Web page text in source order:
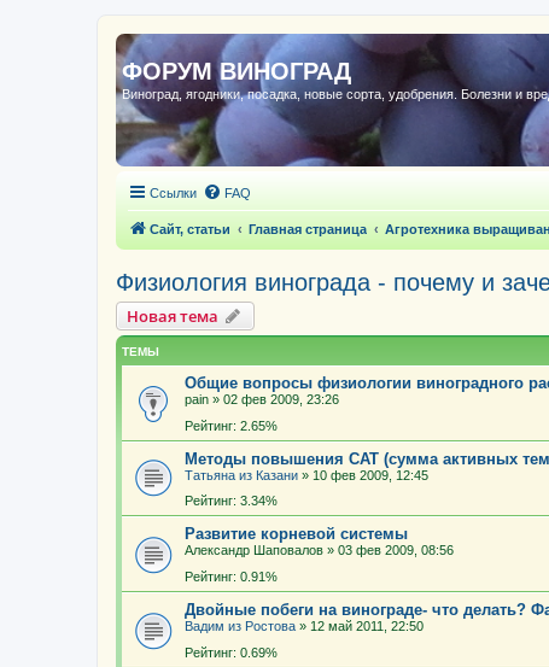
ФОРУМ ВИНОГРАД
Виноград, ягодники, посадка, новые сорта, удобрения. Болезни и
Ссылки FAQ
Сайт, статьи Главная страница Агротехника
Физиология винограда - почему и
Новая тема
ТЕМЫ
Общие вопросы физиологии виноградного
pain » 02 фев 2009, 23:26
Рейтинг: 2.65%
Методы повышения САТ (сумма активных
Татьяна из Казани » 10 фев 2009, 12:45
Рейтинг: 3.34%
Развитие корневой системы
Александр Шаповалов » 03 фев 2009, 08:56
Рейтинг: 0.91%
Двойные побеги на винограде- что делать?
Вадим из Ростова » 12 май 2011, 22:50
Рейтинг: 0.69%